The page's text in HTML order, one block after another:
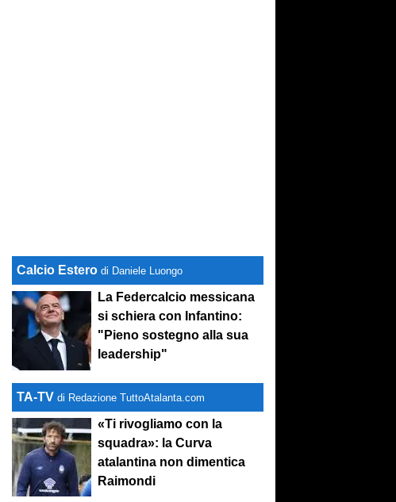
Calcio Estero di Daniele Luongo
La Federcalcio messicana
si schiera con Infantino:
"Pieno sostegno alla sua
leadership"
TA-TVdi Redazione TuttoAtalanta.com
«Ti rivogliamo con la
squadra»: la Curva
atalantina non dimentica
Raimondi